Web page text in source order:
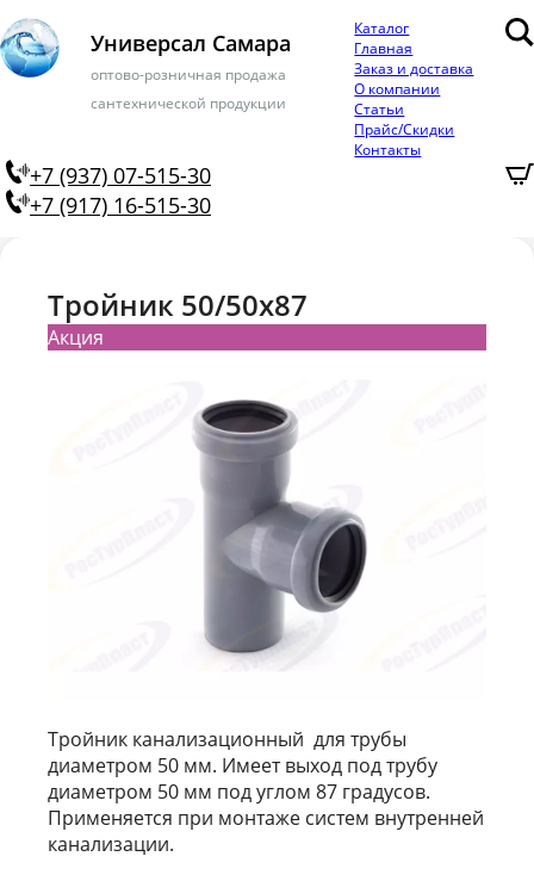
Универсал Самара
оптово-розничная продажа
сантехнической продукции
Каталог
Главная
Заказ и доставка
О компании
Статьи
Прайс/Скидки
Контакты
+7 (937) 07-515-30
+7 (917) 16-515-30
Тройник 50/50х87
Акция
Тройник канализационный для трубы
диаметром 50 мм. Имеет выход под трубу
диаметром 50 мм под углом 87 градусов.
Применяется при монтаже систем внутренней
канализации.